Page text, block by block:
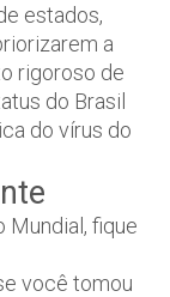
estados,
a
rigoroso de
do Brasil
do vírus do
Mundial, fique
você tomou